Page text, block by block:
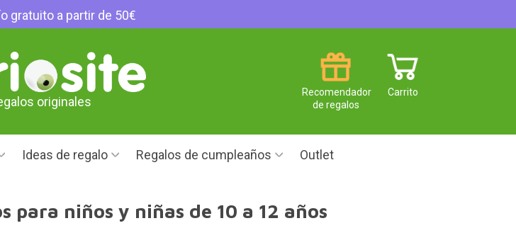
gratuito a partir de 50€
originales
Carrito
Recomendador
de regalos
Ideas de regalo Regalos de cumpleaños Outlet
para niños y niñas de 10 a 12 años